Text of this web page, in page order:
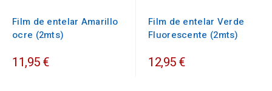
Film de entelar Amarillo
ocre (2mts)
11,95 €
Film de entelar Verde
Fluorescente (2mts)
12,95 €